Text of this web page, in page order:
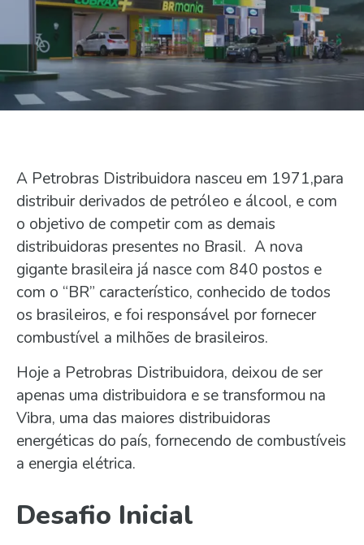
A Petrobras Distribuidora nasceu em 1971,para
distribuir derivados de petróleo e álcool, e com
o objetivo de competir com as demais
distribuidoras presentes no Brasil. A nova
gigante brasileira já nasce com 840 postos e
com o “BR” característico, conhecido de todos
os brasileiros, e foi responsável por fornecer
combustível a milhões de brasileiros.
Hoje a Petrobras Distribuidora, deixou de ser
apenas uma distribuidora e se transformou na
Vibra, uma das maiores distribuidoras
energéticas do país, fornecendo de combustíveis
a energia elétrica.
Desafio Inicial